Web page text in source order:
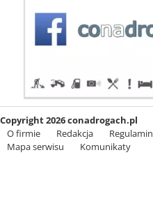
Copyright 2026 conadrogach.pl
O firmie
Redakcja Regulamin
Mapa serwisu
Komunikaty